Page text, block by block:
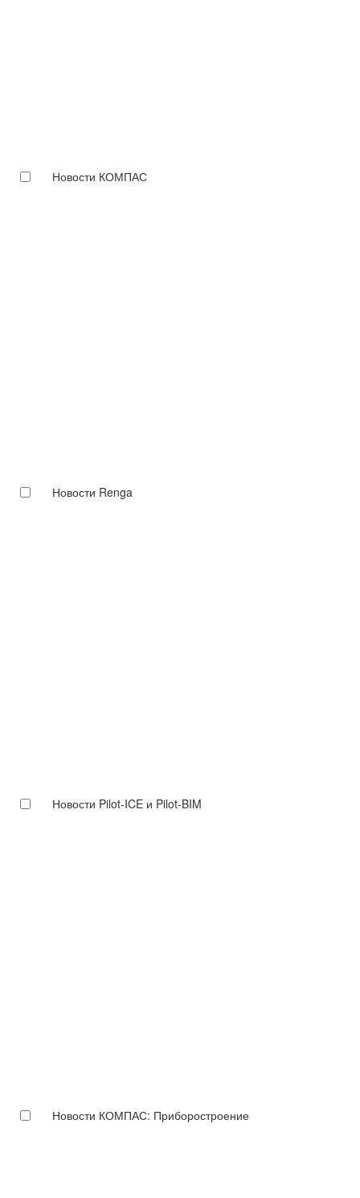
Новости КОМПАС
Новости Renga
Новости Pilot-ICE и Pilot-BIM
Новости КОМПАС: Приборостроение